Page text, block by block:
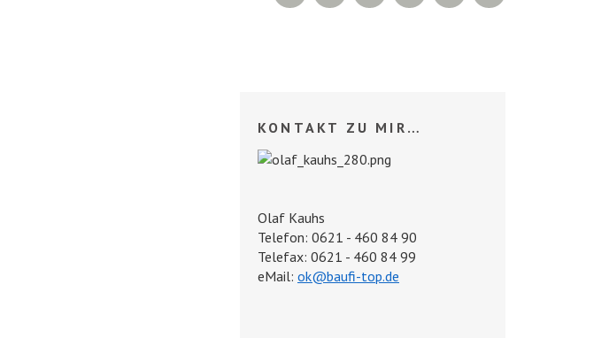
KONTAKT ZU MIR…
Olaf Kauhs
Telefon: 0621 - 460 84 90
Telefax: 0621 - 460 84 99
eMail: ok@baufi-top.de